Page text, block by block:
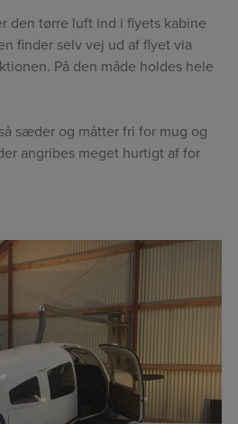
den tørre luft ind i flyets kabine
finder selv vej ud af flyet via
På den måde holdes hele
sæder og måtter fri for mug og
angribes meget hurtigt af for